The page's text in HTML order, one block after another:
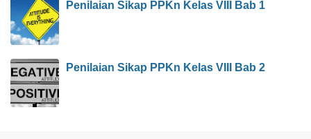
Penilaian Sikap PPKn Kelas VIII Bab 1
Penilaian Sikap PPKn Kelas VIII Bab 2